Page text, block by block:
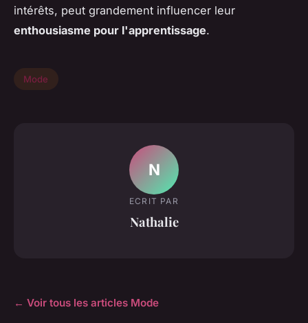
intérêts, peut grandement influencer leur
enthousiasme pour l'apprentissage.
Mode
N
ECRIT PAR
Nathalie
← Voir tous les articles Mode